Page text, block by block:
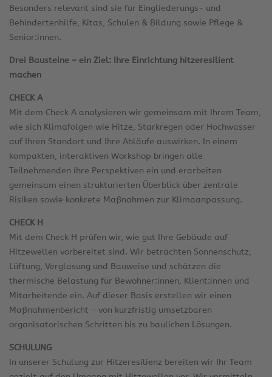
Besonders relevant sind sie für Eingliederungs- und
Behindertenhilfe, Kitas, Schulen & Bildung sowie Pflege &
Senior:innen.
Drei Bausteine – ein Ziel: Ihre Einrichtung hitzeresilient
machen
CHECK A
Mit dem Check A analysieren wir gemeinsam mit Ihrem Team,
wie sich Klimafolgen wie Hitze, Starkregen oder Hochwasser
auf Ihren Standort und Ihre Abläufe auswirken. In einem
kompakten, interaktiven Workshop bringen alle
Teilnehmenden ihre Perspektiven ein und erarbeiten
gemeinsam einen strukturierten Überblick über zentrale
Risiken sowie konkrete Maßnahmen zur Klimaanpassung.
CHECK H
Mit dem Check H prüfen wir, wie gut Ihre Gebäude auf
Hitzewellen vorbereitet sind. Wir betrachten Sonnenschutz,
Lüftung, Verglasung und Bauweise und schätzen die
thermische Belastung für Bewohner:innen, Klient:innen und
Mitarbeitende ein. Auf dieser Basis erstellen wir einen
Maßnahmenbericht – von kurzfristig umsetzbaren
organisatorischen Schritten bis zu baulichen Lösungen.
SCHULUNG
In unserer Schulung zur Hitzeresilienz bereiten wir Ihr Team